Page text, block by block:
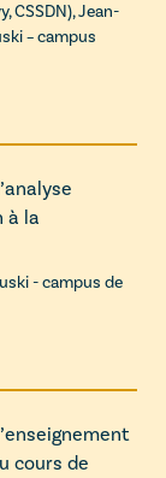
CSSDN),Jean-
– campus
à la
- campus de
cours de